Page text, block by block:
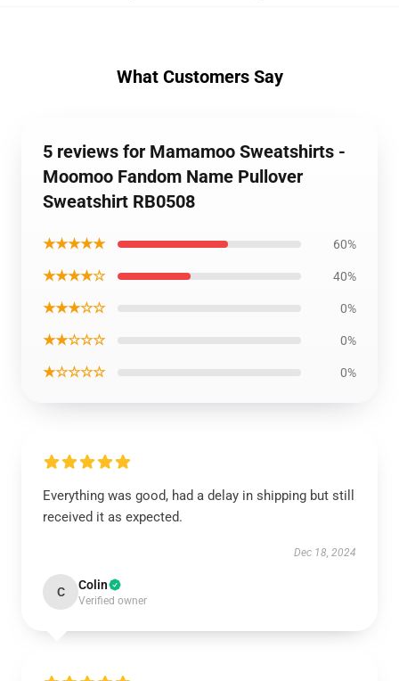
What Customers Say
5 reviews for Mamamoo Sweatshirts -
Moomoo Fandom Name Pullover
Sweatshirt RB0508
★★★★★ 60%
★★★★☆ 40%
★★★☆☆ 0%
★★☆☆☆ 0%
★☆☆☆☆ 0%
Everything was good, had a delay in shipping but still
received it as expected.
Dec 18, 2024
C Colin
Verified owner